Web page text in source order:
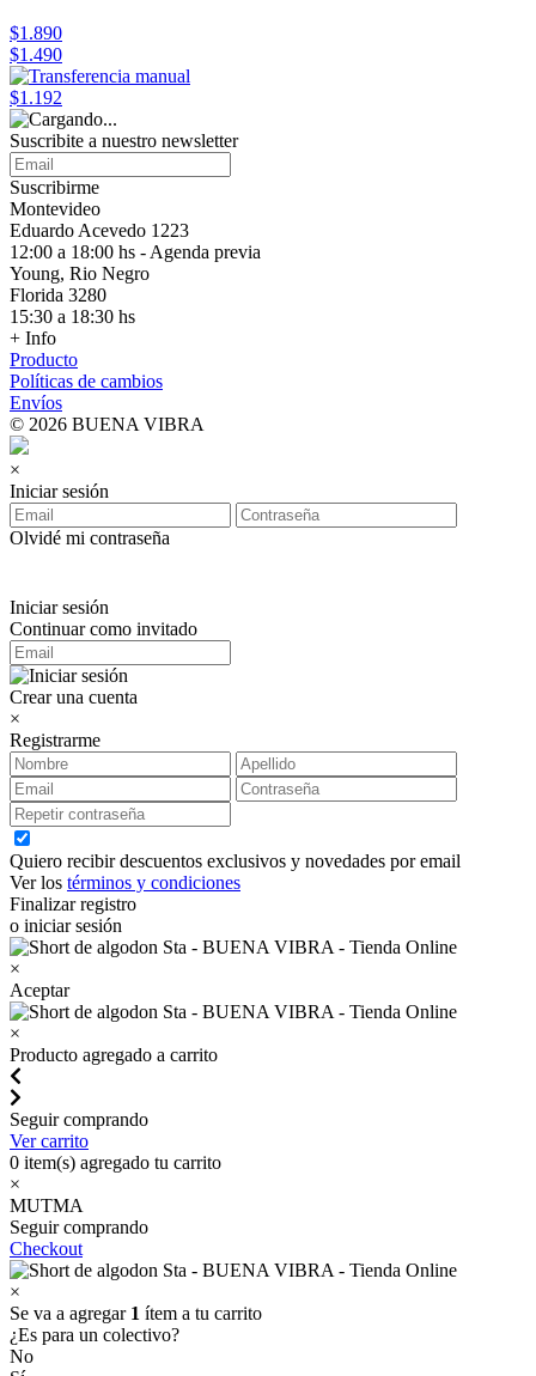
$1.890
$1.490
$1.192
Suscribite a nuestro newsletter
Suscribirme
Montevideo
Eduardo Acevedo 1223
12:00 a 18:00 hs - Agenda previa
Young, Rio Negro
Florida 3280
15:30 a 18:30 hs
+ Info
Producto
Políticas de cambios
Envíos
© 2026 BUENA VIBRA
×
Iniciar sesión
Olvidé mi contraseña
Iniciar sesión
Continuar como invitado
Crear una cuenta
×
Registrarme
Quiero recibir descuentos exclusivos y novedades por email
Ver los términos y condiciones
Finalizar registro
o iniciar sesión
×
Aceptar
×
Producto agregado a carrito
Seguir comprando
Ver carrito
0 item(s) agregado tu carrito
×
MUTMA
Seguir comprando
Checkout
×
Se va a agregar 1 ítem a tu carrito
¿Es para un colectivo?
No